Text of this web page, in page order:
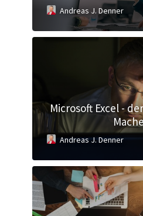
Andreas J. Denner
Microsoft Excel -
Andreas J. Denner